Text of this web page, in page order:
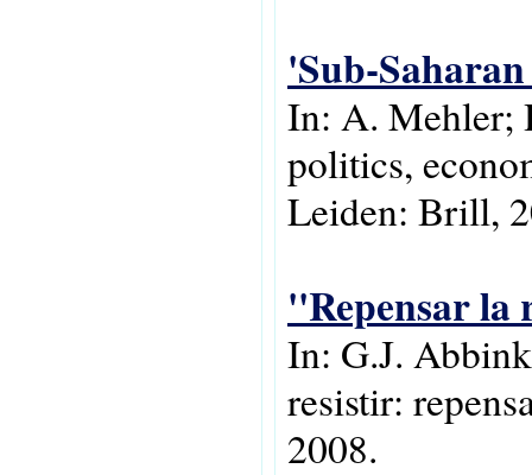
'Sub-
In: A. Mehler;
politics,
Leiden: Brill,
''Repensar la
In: G.J.
resistir:
2008.